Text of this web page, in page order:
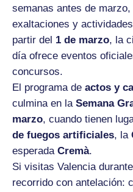
semanas antes de
exaltaciones y
partir del 1 de marzo, la
día ofrece eventos
concursos.
El programa de actos y
culmina en la Semana
marzo, cuando tienen
de fuegos artificiales, la
esperada Cremà.
Si visitas Valencia
recorrido con antelación: